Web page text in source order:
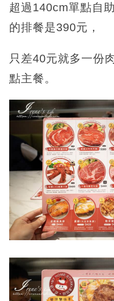
超過140cm單點自
的排餐是390元，
只差40元就多一份
點主餐。